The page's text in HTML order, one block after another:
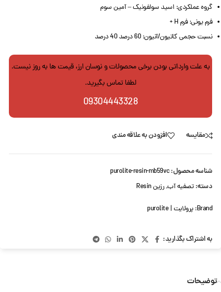
گروه عملکردی: اسید سولفونیک – آمین سوم
فرم یونی: فرم H +
نسبت حجمی کاتیون/آنیون: 60 درصد 40 درصد
به علت وارداتی بودن برخی محصولات و نوسان ارز، قیمت ها به روز نیست.
لطفا تماس بگیرید.
09304443328
مقایسه افزودن به علاقه مندی
شناسه محصول:purolite-resin-mb59vc
دسته: تصفیه آب,رزین Resin
Brand: پرولایت | purolite
به اشتراک بگذارید:
توضیحات